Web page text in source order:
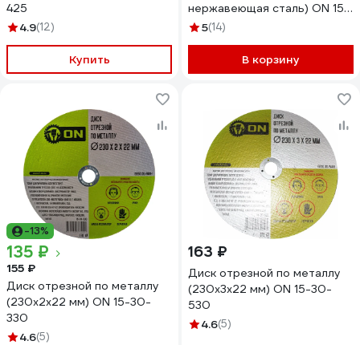
425
4.9(12)
Купить
нержавеющая сталь) ON 15-
30-150
5(14)
В корзину
-13%
135 ₽
155 ₽
Диск отрезной по металлу
(230х2х22 мм) ON 15-30-
330
4.6(5)
163 ₽
Диск отрезной по металлу
(230х3х22 мм) ON 15-30-
530
4.6(5)